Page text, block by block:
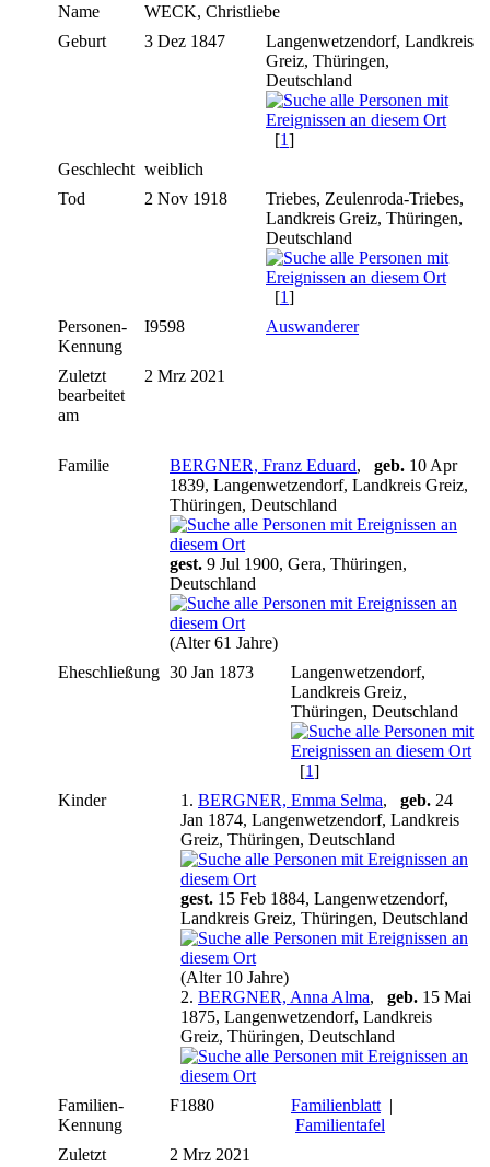
Name WECK, Christliebe
Geburt
3 Dez 1847
Langenwetzendorf, Landkreis
Greiz, Thüringen,
Deutschland
[1]
Geschlecht weiblich
Tod
2 Nov 1918
Triebes, Zeulenroda-Triebes,
Landkreis Greiz, Thüringen,
Deutschland
[1]
Personen-
Kennung
I9598 Auswanderer
Zuletzt
bearbeitet
am
2 Mrz 2021
Familie BERGNER, Franz Eduard, geb. 10 Apr
1839, Langenwetzendorf, Landkreis Greiz,
Thüringen, Deutschland
gest. 9 Jul 1900, Gera, Thüringen,
Deutschland
(Alter 61 Jahre)
Eheschließung 30 Jan 1873
Langenwetzendorf,
Landkreis Greiz,
Thüringen, Deutschland
[1]
Kinder
1. BERGNER, Emma Selma, geb. 24
Jan 1874, Langenwetzendorf, Landkreis
Greiz, Thüringen, Deutschland
gest. 15 Feb 1884, Langenwetzendorf,
Landkreis Greiz, Thüringen, Deutschland
(Alter 10 Jahre)
2. BERGNER, Anna Alma, geb. 15 Mai
1875, Langenwetzendorf, Landkreis
Greiz, Thüringen, Deutschland
Familien-
Kennung
F1880 Familienblatt |
Familientafel
Zuletzt
2 Mrz 2021